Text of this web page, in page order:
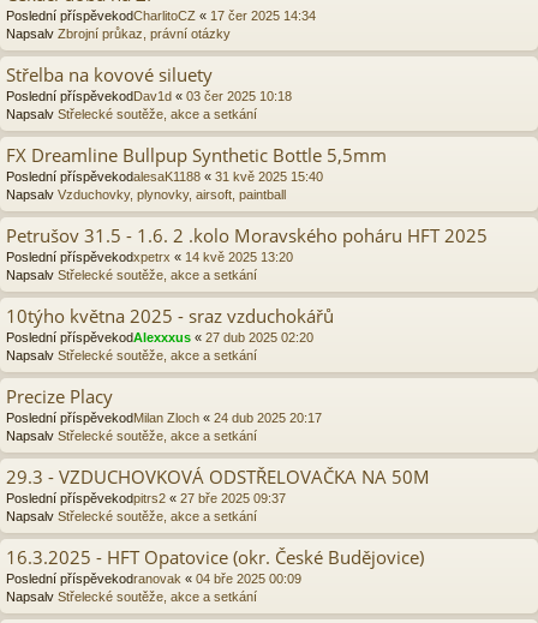
Poslední příspěvekodCharlitoCZ « 17 čer 2025 14:34
Napsalv Zbrojní průkaz, právní otázky
Střelba na kovové siluety
Poslední příspěvekodDav1d « 03 čer 2025 10:18
Napsalv Střelecké soutěže, akce a setkání
FX Dreamline Bullpup Synthetic Bottle 5,5mm
Poslední příspěvekodalesaK1188 « 31 kvě 2025 15:40
Napsalv Vzduchovky, plynovky, airsoft, paintball
Petrušov 31.5 - 1.6. 2 .kolo Moravského poháru HFT 2025
Poslední příspěvekodxpetrx « 14 kvě 2025 13:20
Napsalv Střelecké soutěže, akce a setkání
10týho května 2025 - sraz vzduchokářů
Poslední příspěvekodAlexxxus « 27 dub 2025 02:20
Napsalv Střelecké soutěže, akce a setkání
Precize Placy
Poslední příspěvekodMilan Zloch « 24 dub 2025 20:17
Napsalv Střelecké soutěže, akce a setkání
29.3 - VZDUCHOVKOVÁ ODSTŘELOVAČKA NA 50M
Poslední příspěvekodpitrs2 « 27 bře 2025 09:37
Napsalv Střelecké soutěže, akce a setkání
16.3.2025 - HFT Opatovice (okr. České Budějovice)
Poslední příspěvekodranovak « 04 bře 2025 00:09
Napsalv Střelecké soutěže, akce a setkání